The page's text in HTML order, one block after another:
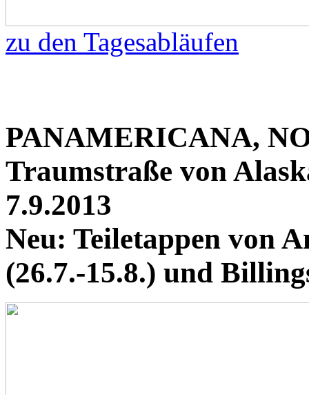
zu den Tagesabläufen
PANAMERICANA,
Traumstraße von
7.9.2013
Neu: Teiletappen von
(26.7.-15.8.) und